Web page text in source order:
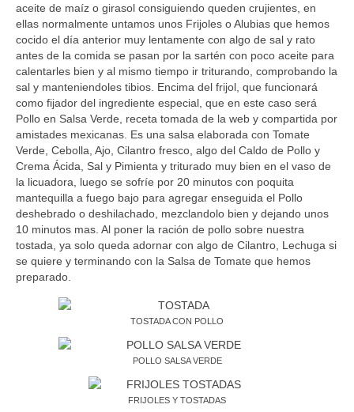
aceite de maíz o girasol consiguiendo queden crujientes, en
ellas normalmente untamos unos Frijoles o Alubias que hemos
cocido el día anterior muy lentamente con algo de sal y rato
antes de la comida se pasan por la sartén con poco aceite para
calentarles bien y al mismo tiempo ir triturando, comprobando la
sal y manteniendoles tibios. Encima del frijol, que funcionará
como fijador del ingrediente especial, que en este caso será
Pollo en Salsa Verde, receta tomada de la web y compartida por
amistades mexicanas. Es una salsa elaborada con Tomate
Verde, Cebolla, Ajo, Cilantro fresco, algo del Caldo de Pollo y
Crema Ácida, Sal y Pimienta y triturado muy bien en el vaso de
la licuadora, luego se sofríe por 20 minutos con poquita
mantequilla a fuego bajo para agregar enseguida el Pollo
deshebrado o deshilachado, mezclandolo bien y dejando unos
10 minutos mas. Al poner la ración de pollo sobre nuestra
tostada, ya solo queda adornar con algo de Cilantro, Lechuga si
se quiere y terminando con la Salsa de Tomate que hemos
preparado.
TOSTADA CON POLLO
POLLO SALSA VERDE
FRIJOLES Y TOSTADAS